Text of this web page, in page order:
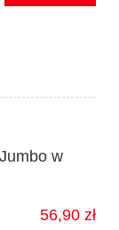
w
56,90 zł